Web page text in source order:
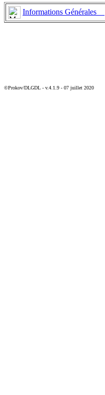
Informations Générales
©Prokov/DLGDL - v.4.1.9 - 07 juillet 2020